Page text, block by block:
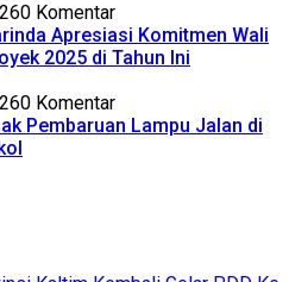
0 Komentar
Apresiasi Komitmen Wali
2025 di Tahun Ini
0 Komentar
Pembaruan Lampu Jalan di